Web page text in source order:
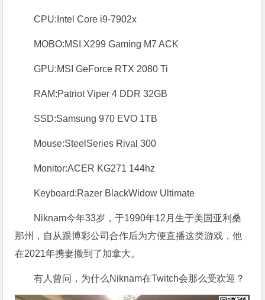
CPU:Intel Core i9-7902x
MOBO:MSI X299 Gaming M7 ACK
GPU:MSI GeForce RTX 2080 Ti
RAM:Patriot Viper 4 DDR 32GB
SSD:Samsung 970 EVO 1TB
Mouse:SteelSeries Rival 300
Monitor:ACER KG271 144hz
Keyboard:Razer BlackWidow Ultimate
Niknam今年33岁，于1990年12月生于美国亚利桑
那州，自从跟博彩公司合作后为方便直播这类游戏，他
在2021年携妻搬到了加拿大。
有人曾问，为什么Niknam在Twitch会那么受欢迎？